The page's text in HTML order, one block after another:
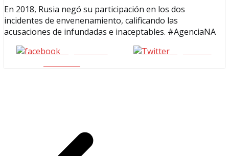
En 2018, Rusia negó su participación en los dos
incidentes de envenenamiento, calificando las
acusaciones de infundadas e inaceptables. #AgenciaNA
Seguinos en
seguinos X